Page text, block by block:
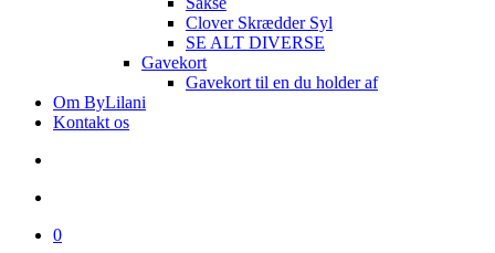
Clover Skrædder Syl
SE ALT DIVERSE
Gavekort
Gavekort til en du holder af
Om ByLilani
Kontakt os
0